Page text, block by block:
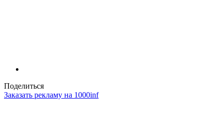
Поделиться
Заказать рекламу на 1000inf